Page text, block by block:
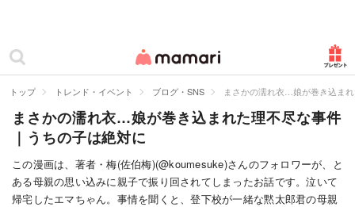
ママリ
カテゴリー一覧
妊娠
出産
赤ちゃん・育児
トップ トレンド・イベント ブログ・SNS まさかの濡れ衣…娘が巻き込ま
まさかの濡れ衣…娘が巻き込まれた理不尽な事件
｜うちの子は絶対に
この漫画は、著者・梅(佐伯梅)(@koumesuke)さんのフォロワーが、と
ある母親の思い込みに親子で振り回されてしまったお話です。泣いて
帰宅したエマちゃん。事情を聞くと、登下校が一緒な黙太郎君の母親